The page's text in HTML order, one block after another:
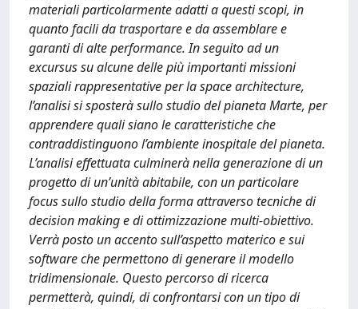
materiali particolarmente adatti a questi scopi, in
quanto facili da trasportare e da assemblare e
garanti di alte performance. In seguito ad un
excursus su alcune delle più importanti missioni
spaziali rappresentative per la space architecture,
l’analisi si sposterà sullo studio del pianeta Marte, per
apprendere quali siano le caratteristiche che
contraddistinguono l’ambiente inospitale del pianeta.
L’analisi effettuata culminerà nella generazione di un
progetto di un’unità abitabile, con un particolare
focus sullo studio della forma attraverso tecniche di
decision making e di ottimizzazione multi-obiettivo.
Verrà posto un accento sull’aspetto materico e sui
software che permettono di generare il modello
tridimensionale. Questo percorso di ricerca
permetterà, quindi, di confrontarsi con un tipo di